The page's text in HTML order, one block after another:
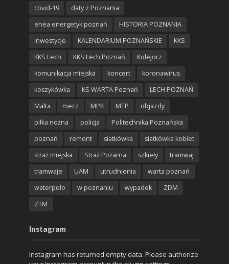
covid-19
daty z Poznania
enea energetyk poznań
HISTORIA POZNANIA
inwestycje
KALENDARIUM POZNAŃSKIE
KKS
KKS Lech
KKS Lech Poznań
Kolejorz
komunikacja miejska
koncert
koronawirus
koszykówka
KS WARTA Poznań
LECH POZNAŃ
Malta
mecz MPK MTP
objazdy
piłka nożna
policja
Politechnika Poznańska
poznań
remont siatkówka
siatkówka kobiet
straż miejska
Straż Pożarna szkieły
tramwaj
tramwaje
UAM utrudnienia
warta poznań
waterpolo
w poznaniu wypadek
ZDM
ZTM
Instagram
Instagram has returned empty data. Please authorize